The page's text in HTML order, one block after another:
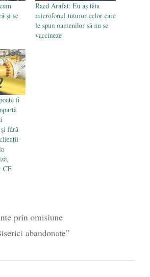
și se
Raed Arafat: Eu aș tăia
microfonul tuturor celor care
le spun oamenilor să nu se
vaccineze
fi
fără
CE
prin omisiune
abandonate”